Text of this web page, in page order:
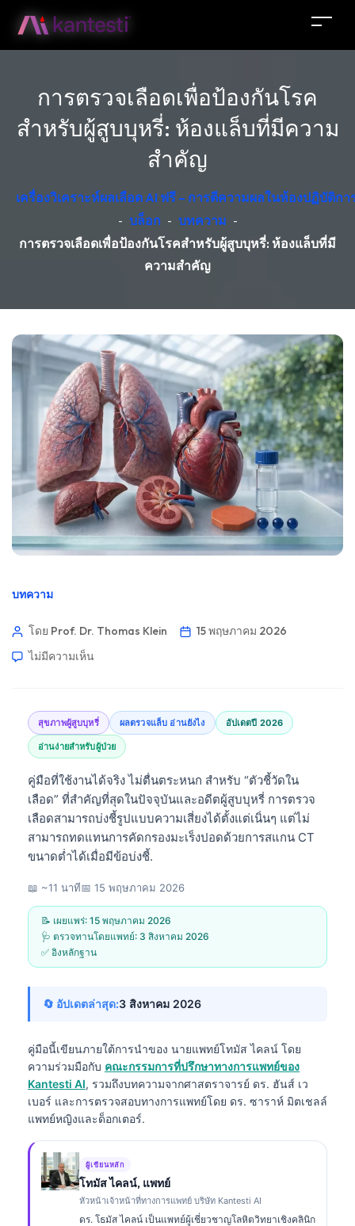
การตรวจเลือดเพื่อป้องกันโรค
สำหรับผู้สูบบุหรี่: ห้องแล็บที่มีความ
สำคัญ
เครื่องวิเคราะห์ผลเลือด AI ฟรี – การตีความผลในห้องปฏิบัติก
- บล็อก - บทความ -
การตรวจเลือดเพื่อป้องกันโรคสำหรับผู้สูบบุหรี่: ห้องแล็บที่มี
ความสำคัญ
บทความ
โดย Prof. Dr. Thomas Klein
15 พฤษภาคม 2026
ไม่มีความเห็น
สุขภาพผู้สูบบุหรี่ ผลตรวจแล็บ อ่านยังไง อัปเดตปี 2026
อ่านง่ายสำหรับผู้ป่วย
คู่มือที่ใช้งานได้จริง ไม่ตื่นตระหนก สำหรับ “ตัวชี้วัดใน
เลือด” ที่สำคัญที่สุดในปัจจุบันและอดีตผู้สูบบุหรี่ การตรวจ
เลือดสามารถบ่งชี้รูปแบบความเสี่ยงได้ตั้งแต่เนิ่นๆ แต่ไม่
สามารถทดแทนการคัดกรองมะเร็งปอดด้วยการสแกน CT
ขนาดต่ำได้เมื่อมีข้อบ่งชี้.
📖 ~11 นาที📅 15 พฤษภาคม 2026
📝 เผยแพร่: 15 พฤษภาคม 2026
🩺 ตรวจทานโดยแพทย์: 3 สิงหาคม 2026
✅ อิงหลักฐาน
🔄 อัปเดตล่าสุด:3 สิงหาคม 2026
คู่มือนี้เขียนภายใต้การนำของ นายแพทย์โทมัส ไคลน์ โดย
ความร่วมมือกับ คณะกรรมการที่ปรึกษาทางการแพทย์ของ
Kantesti AI, รวมถึงบทความจากศาสตราจารย์ ดร. ฮันส์ เว
เบอร์ และการตรวจสอบทางการแพทย์โดย ดร. ซาราห์ มิตเชลล์
แพทย์หญิงและด็อกเตอร์.
ผู้เขียนหลัก
โทมัส ไคลน์, แพทย์
หัวหน้าเจ้าหน้าที่ทางการแพทย์ บริษัท Kantesti AI
ดร. โธมัส ไคลน์ เป็นแพทย์ผู้เชี่ยวชาญโลหิตวิทยาเชิงคลินิก